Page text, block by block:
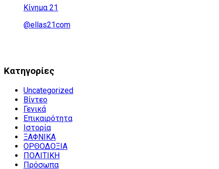
Κίνημα 21
@ellas21com
Kατηγορίες
Uncategorized
Βίντεο
Γενικά
Επικαιρότητα
Ιστορία
ΞΑΦΝΙΚΑ
ΟΡΘΟΔΟΞΙΑ
ΠΟΛΙΤΙΚΗ
Πρόσωπα